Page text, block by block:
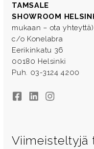
TAMSALE
SHOWROOM
mukaan – ota yhteyttä)
c/o Konelabra
Eerikinkatu 36
00180 Helsinki
Puh. 03-3124 4200
FacebookLinkedInInstagram
Viimeisteltyjä